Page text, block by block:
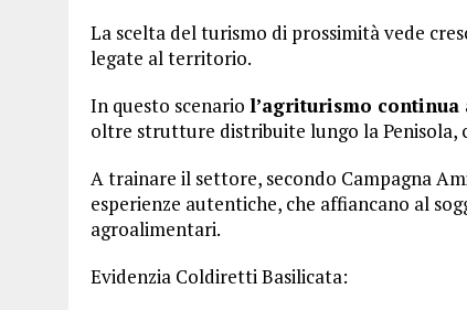
La scelta del turismo di prossimità vede
legate al territorio.
In questo scenario l’agriturismo
oltre strutture distribuite lungo la Penisola,
A trainare il settore, secondo Campagna
esperienze autentiche, che affiancano al
agroalimentari.
Evidenzia Coldiretti Basilicata: